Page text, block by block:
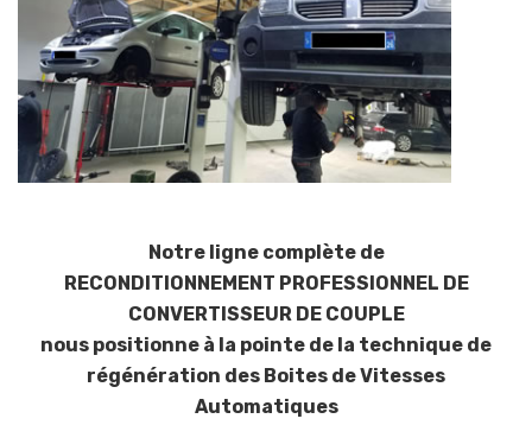
Notre ligne complète de
RECONDITIONNEMENT PROFESSIONNEL DE
CONVERTISSEUR DE COUPLE
nous positionne à la pointe de la technique de
régénération des Boites de Vitesses
Automatiques